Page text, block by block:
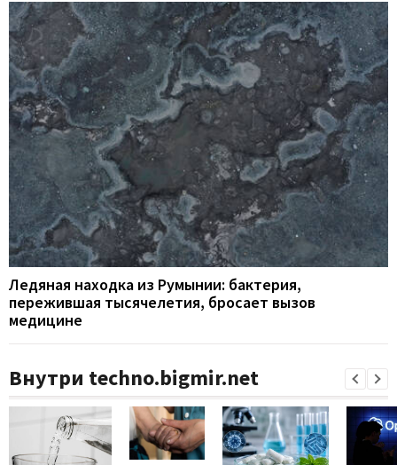
Ледяная находка из Румынии: бактерия,
пережившая тысячелетия, бросает вызов
медицине
Внутри techno.bigmir.net